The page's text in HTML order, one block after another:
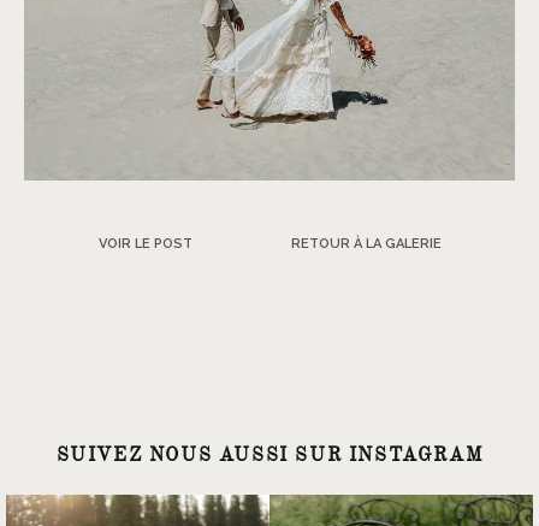
VOIR LE POST RETOUR À LA GALERIE
SUIVEZ NOUS AUSSI SUR INSTAGRAM